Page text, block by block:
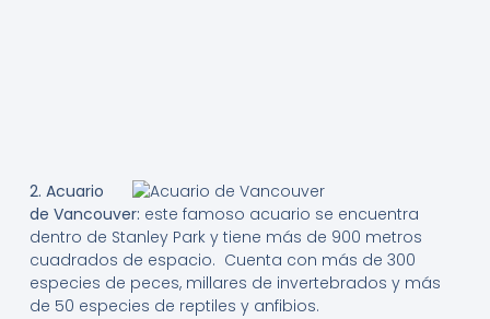
2. Acuario
de Vancouver: este famoso acuario se encuentra
dentro de Stanley Park y tiene más de 900 metros
cuadrados de espacio. Cuenta con más de 300
especies de peces, millares de invertebrados y más
de 50 especies de reptiles y anfibios.